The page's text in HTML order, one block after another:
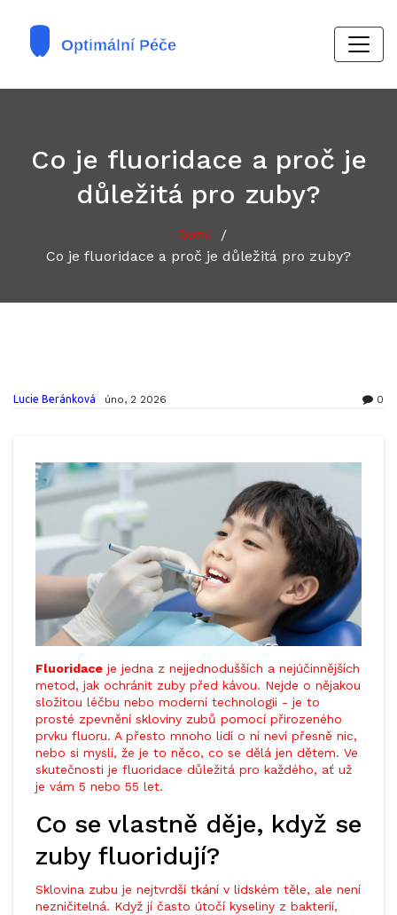
Co je fluoridace a proč je
důležitá pro zuby?
Domů
/
Co je fluoridace a proč je důležitá pro zuby?
Lucie Beránková úno, 2 2026 0
Fluoridace je jedna z nejjednodušších a nejúčinnějších
metod, jak ochránit zuby před kávou. Nejde o nějakou
složitou léčbu nebo moderní technologii - je to
prosté zpevnění skloviny zubů pomocí přirozeného
prvku fluoru. A přesto mnoho lidí o ní neví přesně nic,
nebo si myslí, že je to něco, co se dělá jen dětem. Ve
skutečnosti je fluoridace důležitá pro každého, ať už
je vám 5 nebo 55 let.
Co se vlastně děje, když se
zuby fluoridují?
Sklovina zubu je nejtvrdší tkání v lidském těle, ale není
nezničitelná. Když jí často útočí kyseliny z bakterií,